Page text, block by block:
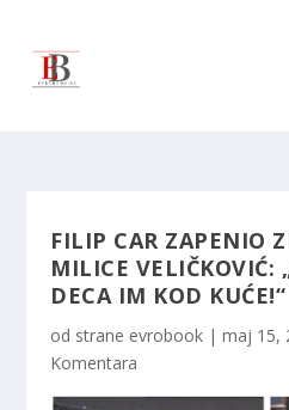
FILIP CAR ZAPENIO
MILICE VELIČKOVIĆ:
DECA IM KOD KUĆE!“
od strane evrobook |maj 15,
Komentara